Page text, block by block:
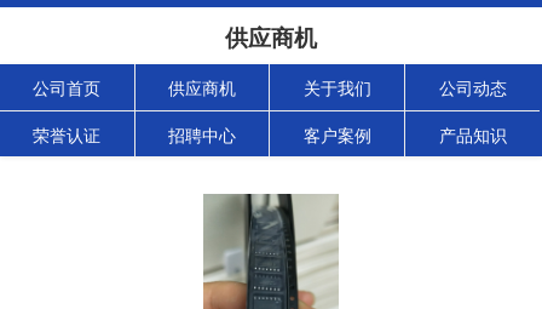
供应商机
公司首页 供应商机 关于我们 公司动态
荣誉认证 招聘中心 客户案例 产品知识